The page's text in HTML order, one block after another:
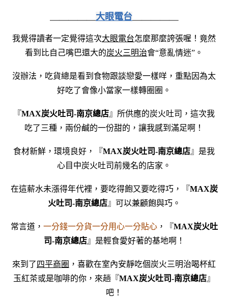
大眼電台
我覺得讀者一定覺得這次大眼電台怎麼那麼誇張喔！竟然
看到比自己嘴巴還大的炭火三明治會“意亂情迷”。
沒辦法，吃貨總是看到食物跟談戀愛一樣咩，重點因為太
好吃了會像小當家一樣轉圈圈。
『MAX炭火吐司-南京總店』所供應的炭火吐司，這次我
吃了三種，兩份鹹的一份甜的，讓我感到滿足啊！
食材新鮮，環境良好，『MAX炭火吐司-南京總店』是我
心目中炭火吐司前幾名的店家。
在這薪水未漲得年代裡，要吃得飽又要吃得巧，『MAX炭
火吐司-南京總店』可以兼顧飽與巧。
常言道， 一分錢一分貨一分用心一分貼心，『MAX炭火吐
司-南京總店』是輕食愛好著的基地啊！
來到了 四平商圈 ， 喜歡在室內安靜吃個炭火三明治喝杯紅
玉紅茶或是咖啡的你，來趟『MAX炭火吐司-南京總店』
吧！